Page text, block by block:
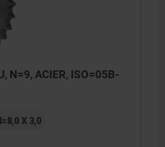
N=9, ACIER, ISO=05B-
X 3,0